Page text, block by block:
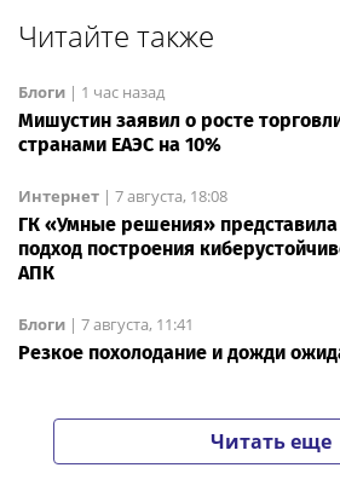
Читайте также
Блоги | 1 час назад
Мишустин заявил о росте
странами ЕАЭС на 10%
Интернет | 7 августа, 18:08
ГК «Умные решения»
подход построения
АПК
Блоги | 7 августа, 11:41
Резкое похолодание и дожди
Читать еще